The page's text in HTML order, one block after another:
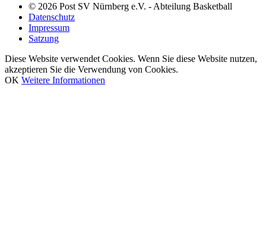
© 2026 Post SV Nürnberg e.V. - Abteilung Basketball
Datenschutz
Impressum
Satzung
Diese Website verwendet Cookies. Wenn Sie diese Website nutzen,
akzeptieren Sie die Verwendung von Cookies.
OK Weitere Informationen